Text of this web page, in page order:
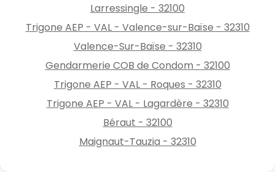
Larressingle - 32100
Trigone AEP - VAL - Valence-sur-Baïse - 32310
Valence-Sur-Baïse - 32310
Gendarmerie COB de Condom - 32100
Trigone AEP - VAL - Roques - 32310
Trigone AEP - VAL - Lagardère - 32310
Béraut - 32100
Maignaut-Tauzia - 32310